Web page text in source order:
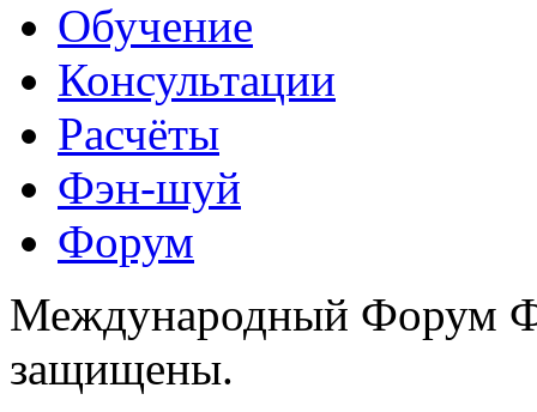
Обучение
Консультации
Расчёты
Фэн-шуй
Форум
Международный Форум
защищены.